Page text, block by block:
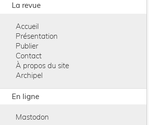
La revue
Accueil
Présentation
Publier
Contact
À propos du site
Archipel
En ligne
Mastodon